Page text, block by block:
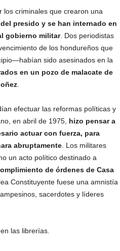
los criminales que crearon una
presido y se han internado en
gobierno militar. Dos periodistas
de los hondureños que
sido asesinados en la
en un pozo de malacate de
.
efectuar las reformas políticas y
en abril de 1975, hizo pensar a
actuar con fuerza, para
abruptamente. Los militares
un acto político destinado a
de órdenes de Casa
Constituyente fuese una amnistía
sacerdotes y líderes
las librerías.